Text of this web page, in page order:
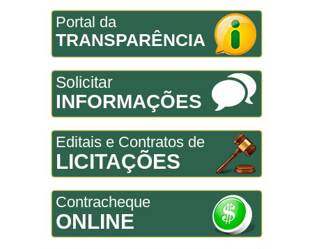
Portal da
TRANSPARÊNCIA
Solicitar
INFORMAÇÕES
Editais e Contratos de
LICITAÇÕES
Contracheque
ONLINE